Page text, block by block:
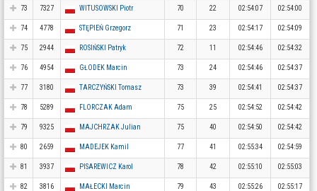
73 7327 WITUSOWSKI Piotr 70 22 02:54:07 02:54:00
74 4778 STĘPIEŃ Grzegorz 71 23 02:54:17 02:54:09
75 2944 ROSIŃSKI Patryk 72 11 02:54:46 02:54:32
76 4954 GŁODEK Marcin 73 24 02:54:46 02:54:37
77 3180 TARCZYŃSKI Tomasz 73 39 02:54:41 02:54:37
78 5289 FLORCZAK Adam 75 25 02:54:52 02:54:42
79 9325 MAJCHRZAK Julian 75 40 02:54:50 02:54:42
80 2659 MADEJEK Kamil 77 41 02:55:34 02:54:59
81 3937 PISAREWICZ Karol 78 42 02:55:10 02:55:03
82 3816 MAŁECKI Marcin 79 43 02:55:26 02:55:17